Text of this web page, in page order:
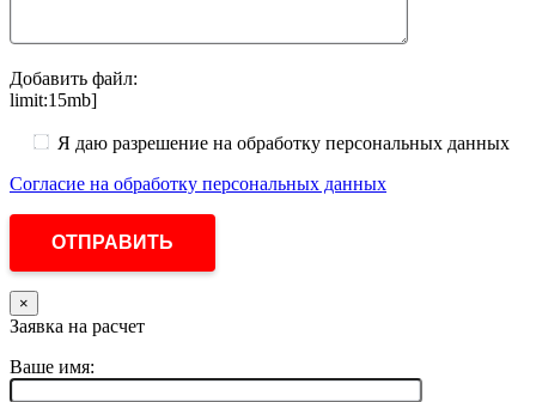
Добавить файл:
limit:15mb]
Я даю разрешение на обработку персональных данных
Согласие на обработку персональных данных
×
Заявка на расчет
Ваше имя: